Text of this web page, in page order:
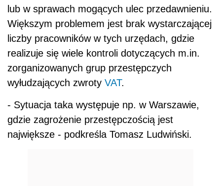
lub w sprawach mogących ulec przedawnieniu.
Większym problemem jest brak wystarczającej
liczby pracowników w tych urzędach, gdzie
realizuje się wiele kontroli dotyczących m.in.
zorganizowanych grup przestępczych
wyłudzających zwroty VAT.
- Sytuacja taka występuje np. w Warszawie,
gdzie zagrożenie przestępczością jest
największe - podkreśla Tomasz Ludwiński.